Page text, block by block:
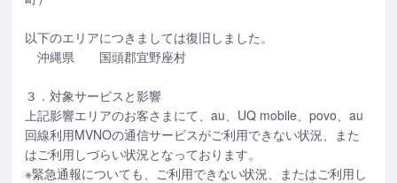
以下のエリアにつきましては復旧しました。
沖縄県 国頭郡宜野座村
３．対象サービスと影響
上記影響エリアのお客さまにて、au、UQ mobile、povo、au
回線利用MVNOの通信サービスがご利用できない状況、また
はご利用しづらい状況となっております。
※緊急通報についても、ご利用できない状況、またはご利用し